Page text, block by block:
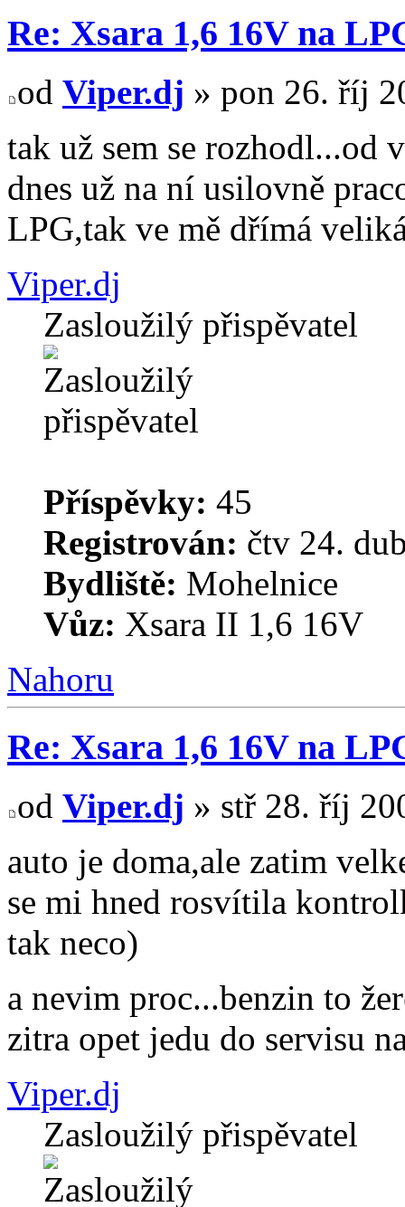
Re: Xsara 1,6 16V na
od Viper.dj » pon 26. říj
tak už sem se rozhodl...od
dnes už na ní usilovně
LPG,tak ve mě dřímá
Viper.dj
Zasloužilý přispěvatel
Příspěvky: 45
Registrován: čtv 24.
Bydliště: Mohelnice
Vůz: Xsara II 1,6 16V
Nahoru
Re: Xsara 1,6 16V na
od Viper.dj » stř 28. říj
auto je doma,ale zatim
se mi hned rosvítila
tak neco)
a nevim proc...benzin to
zitra opet jedu do servisu
Viper.dj
Zasloužilý přispěvatel